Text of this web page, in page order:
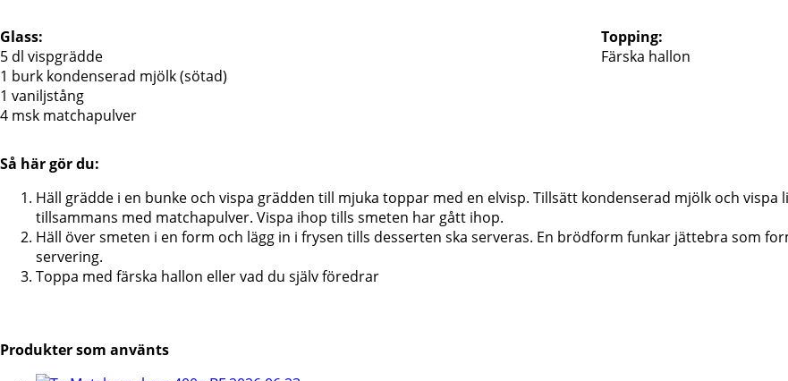
Glass:
5 dl vispgrädde
1 burk kondenserad mjölk (sötad)
1 vaniljstång
4 msk matchapulver
Topping:
Färska hallon
Så här gör du:
Häll grädde i en bunke och vispa grädden till mjuka toppar med en elvisp. Tillsätt kondenserad mjölk och
tillsammans med matchapulver. Vispa ihop tills smeten har gått ihop.
Häll över smeten i en form och lägg in i frysen tills desserten ska serveras. En brödform funkar jättebra som
servering.
Toppa med färska hallon eller vad du själv föredrar
Produkter som använts